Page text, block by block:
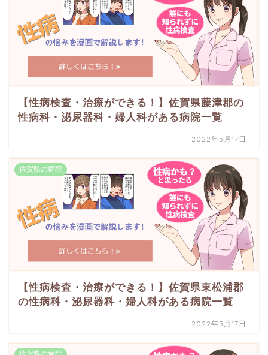
【性病検査・治療ができる！】佐賀県藤津郡の
性病科・泌尿器科・婦人科がある病院一覧
2022年5月17日
佐賀県の病院
【性病検査・治療ができる！】佐賀県東松浦郡
の性病科・泌尿器科・婦人科がある病院一覧
2022年5月17日